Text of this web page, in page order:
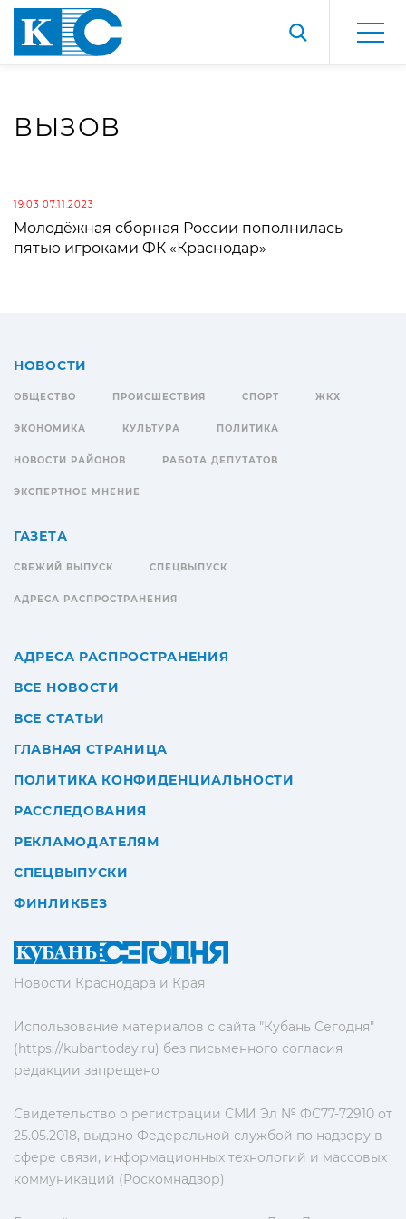
ВЫЗОВ
19:03 07.11.2023
Молодёжная сборная России пополнилась
пятью игроками ФК «Краснодар»
Новости Краснодара и Края
Использование материалов с сайта "Кубань Сегодня"
(https://kubantoday.ru) без письменного согласия
редакции запрещено
Свидетельство о регистрации СМИ Эл № ФС77-72910 от
25.05.2018, выдано Федеральной службой по надзору в
сфере связи, информационных технологий и массовых
коммуникаций (Роскомнадзор)
НОВОСТИ
ОБЩЕСТВО ПРОИСШЕСТВИЯ СПОРТ ЖКХ
ЭКОНОМИКА КУЛЬТУРА ПОЛИТИКА
НОВОСТИ РАЙОНОВ РАБОТА ДЕПУТАТОВ
ЭКСПЕРТНОЕ МНЕНИЕ
ГАЗЕТА
СВЕЖИЙ ВЫПУСК СПЕЦВЫПУСК
АДРЕСА РАСПРОСТРАНЕНИЯ
АДРЕСА РАСПРОСТРАНЕНИЯ
ВСЕ НОВОСТИ
ВСЕ СТАТЬИ
ГЛАВНАЯ СТРАНИЦА
ПОЛИТИКА КОНФИДЕНЦИАЛЬНОСТИ
РАССЛЕДОВАНИЯ
РЕКЛАМОДАТЕЛЯМ
СПЕЦВЫПУСКИ
ФИНЛИКБЕЗ